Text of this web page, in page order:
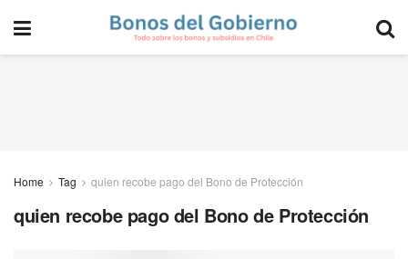
Home Tag quien recobe pago del Bono de Protección
quien recobe pago del Bono de Protección